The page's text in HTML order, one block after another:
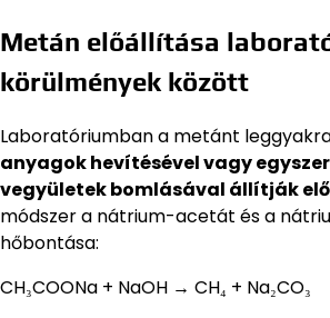
Metán előállítása
körülmények között
Laboratóriumban a metánt
anyagok hevítésével vagy
vegyületek bomlásával állítják elő
módszer a nátrium-acetát és a
hőbontása:
CH₃COONa + NaOH → CH₄ + Na₂CO₃